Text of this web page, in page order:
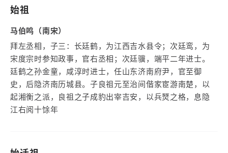
始祖
马伯鸣（南宋）
拜左丞相，子三：长廷鹤，为江西吉水县令；次廷鸾，为
宋度宗时参知政事，官右丞相；次廷骥，端平二年进士。
廷鹤之孙金童，咸淳时进士，任山东济南府尹，官至御
史，后隐济南历城县。子良祖元至治间偕家宦游南楚，以
起湘衡之派，良祖之子成豹出宰吉安，以兵燹之格，息隐
江右阅十馀年